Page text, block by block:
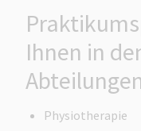
Ihnen in
Physiotherapie